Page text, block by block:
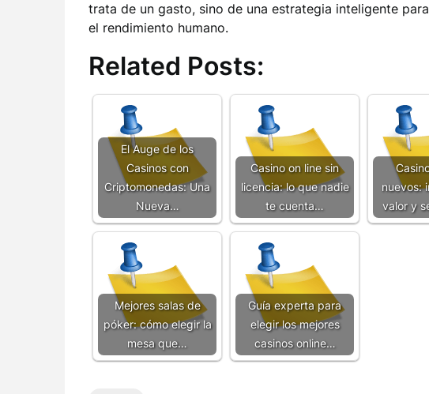
trata de un gasto, sino de una estrategia inteligente
el rendimiento humano.
Related Posts:
El Auge de los
Casinos con
Criptomonedas: Una
Nueva…
Casino on line sin
licencia: lo que nadie
te cuenta…
nuevos:
valor y
Mejores salas de
póker: cómo elegir la
mesa que…
Guía experta para
elegir los mejores
casinos online…